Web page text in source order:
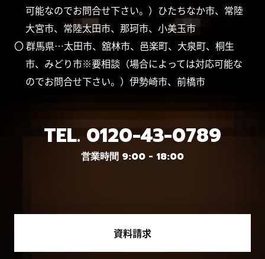
可能なのでお問合せ下さい。）ひたちなか市、常陸
大宮市、常陸太田市、那珂市、小美玉市
〇 群馬県…太田市、舘林市、邑楽町、大泉町、桐生
市、みどり市※要相談（場合によっては対応可能な
のでお問合せ下さい。）伊勢崎市、前橋市
TEL. 0120-43-0789
営業時間 9:00 - 18:00
資料請求